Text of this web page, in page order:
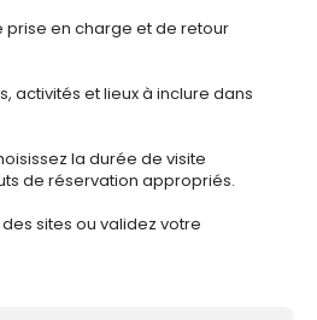
prise en charge et de retour
activités et lieux à inclure dans
la durée de visite
de réservation appropriés.
sites ou validez votre